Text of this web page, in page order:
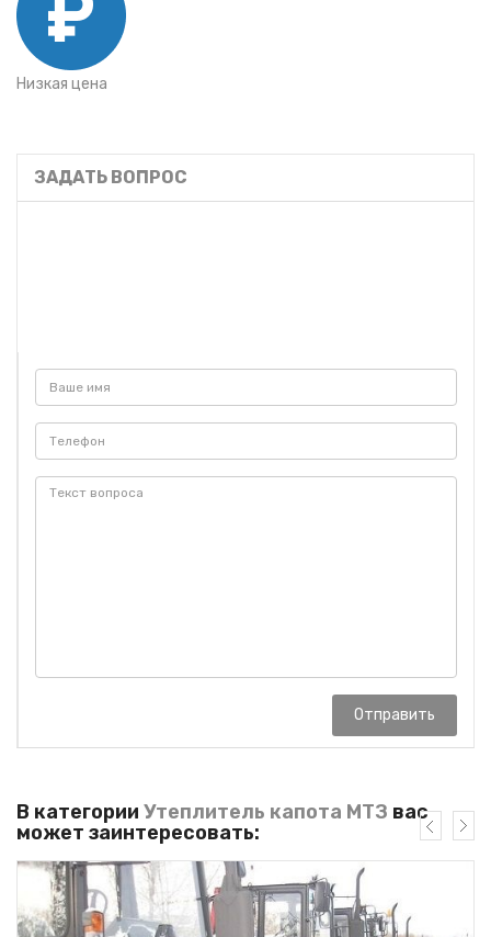
Низкая цена
ЗАДАТЬ ВОПРОС
Отправить
В категории Утеплитель капота МТЗ вас
может заинтересовать: